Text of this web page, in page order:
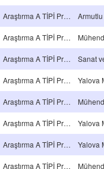
Araştırma A TİPİ Projeleri
Araştırma A TİPİ Projeleri
Araştırma A TİPİ Projeleri
Araştırma A TİPİ Projeleri
Araştırma A TİPİ Projeleri
Araştırma A TİPİ Projeleri
Araştırma A TİPİ Projeleri
Araştırma A TİPİ Projeleri